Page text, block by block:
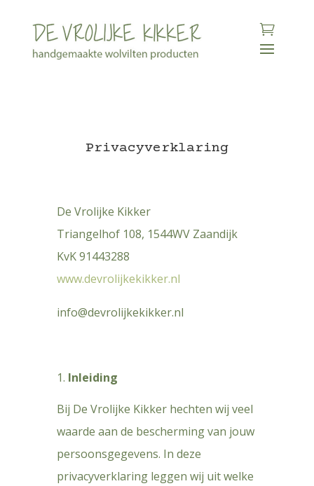
Privacyverklaring
De Vrolijke Kikker
Triangelhof 108, 1544WV Zaandijk
KvK 91443288
www.devrolijkekikker.nl
info@devrolijkekikker.nl
Inleiding
Bij De Vrolijke Kikker hechten wij veel
waarde aan de bescherming van jouw
persoonsgegevens. In deze
privacyverklaring leggen wij uit welke